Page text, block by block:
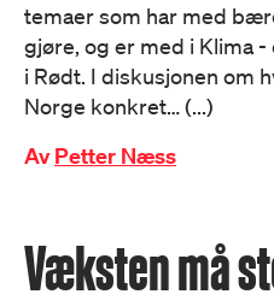
temaer som har med
gjøre, og er med i Klima
i Rødt. I diskusjonen om
Norge konkret… (...)
AvPetter Næss
Væksten må